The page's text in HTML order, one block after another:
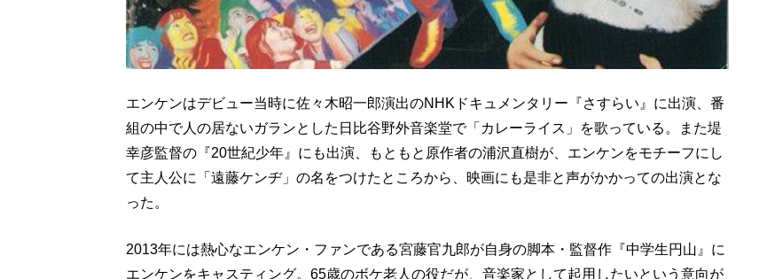
エンケンはデビュー当時に佐々木昭一郎演出のNHKドキュメンタリー『さすらい』に出演、番
組の中で人の居ないガランとした日比谷野外音楽堂で「カレーライス」を歌っている。また堤
幸彦監督の『20世紀少年』にも出演、もともと原作者の浦沢直樹が、エンケンをモチーフにし
て主人公に「遠藤ケンヂ」の名をつけたところから、映画にも是非と声がかかっての出演とな
った。
2013年には熱心なエンケン・ファンである宮藤官九郎が自身の脚本・監督作『中学生円山』に
エンケンをキャスティング。65歳のボケ老人の役だが、音楽家として起用したいという意向が